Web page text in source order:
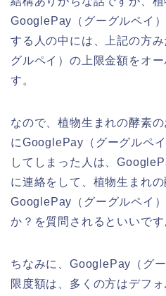
GooglePay（グーグルペイ
する人の中には、上記の方
グルペイ）の上限金額をオ
す。
なので、植物生まれの酵素
にGooglePay（グーグルペ
してしまった人は、
に連絡をして、植物生まれ
GooglePay（グーグルペイ
か？を質問されるといいです
ちなみに、GooglePay（グ
限度額は、多くの方はデフ